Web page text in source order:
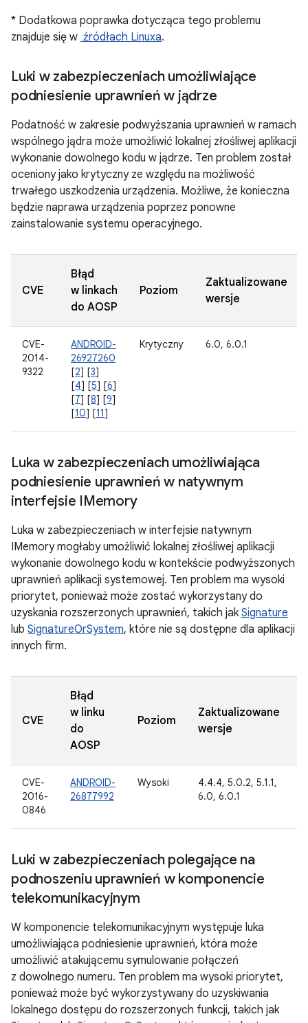
* Dodatkowa poprawka dotycząca tego problemu
znajduje się w źródłach Linuxa.
Luki w zabezpieczeniach umożliwiające
podniesienie uprawnień w jądrze
Podatność w zakresie podwyższania uprawnień w ramach
wspólnego jądra może umożliwić lokalnej złośliwej aplikacji
wykonanie dowolnego kodu w jądrze. Ten problem został
oceniony jako krytyczny ze względu na możliwość
trwałego uszkodzenia urządzenia. Możliwe, że konieczna
będzie naprawa urządzenia poprzez ponowne
zainstalowanie systemu operacyjnego.
CVE
Błąd
w linkach
do AOSP
Poziom
Zaktualizowane
wersje
CVE-
2014-
9322
ANDROID-
26927260
[2] [3]
[4] [5] [6]
[7] [8] [9]
[10] [11]
Krytyczny 6.0, 6.0.1
Luka w zabezpieczeniach umożliwiająca
podniesienie uprawnień w natywnym
interfejsie IMemory
Luka w zabezpieczeniach w interfejsie natywnym
IMemory mogłaby umożliwić lokalnej złośliwej aplikacji
wykonanie dowolnego kodu w kontekście podwyższonych
uprawnień aplikacji systemowej. Ten problem ma wysoki
priorytet, ponieważ może zostać wykorzystany do
uzyskania rozszerzonych uprawnień, takich jak Signature
lub SignatureOrSystem, które nie są dostępne dla aplikacji
innych firm.
CVE
Błąd
w linku
do
AOSP
Poziom
Zaktualizowane
wersje
CVE-
2016-
0846
ANDROID-
26877992
Wysoki
4.4.4, 5.0.2, 5.1.1,
6.0, 6.0.1
Luki w zabezpieczeniach polegające na
podnoszeniu uprawnień w komponencie
telekomunikacyjnym
W komponencie telekomunikacyjnym występuje luka
umożliwiająca podniesienie uprawnień, która może
umożliwić atakującemu symulowanie połączeń
z dowolnego numeru. Ten problem ma wysoki priorytet,
ponieważ może być wykorzystywany do uzyskiwania
lokalnego dostępu do rozszerzonych funkcji, takich jak